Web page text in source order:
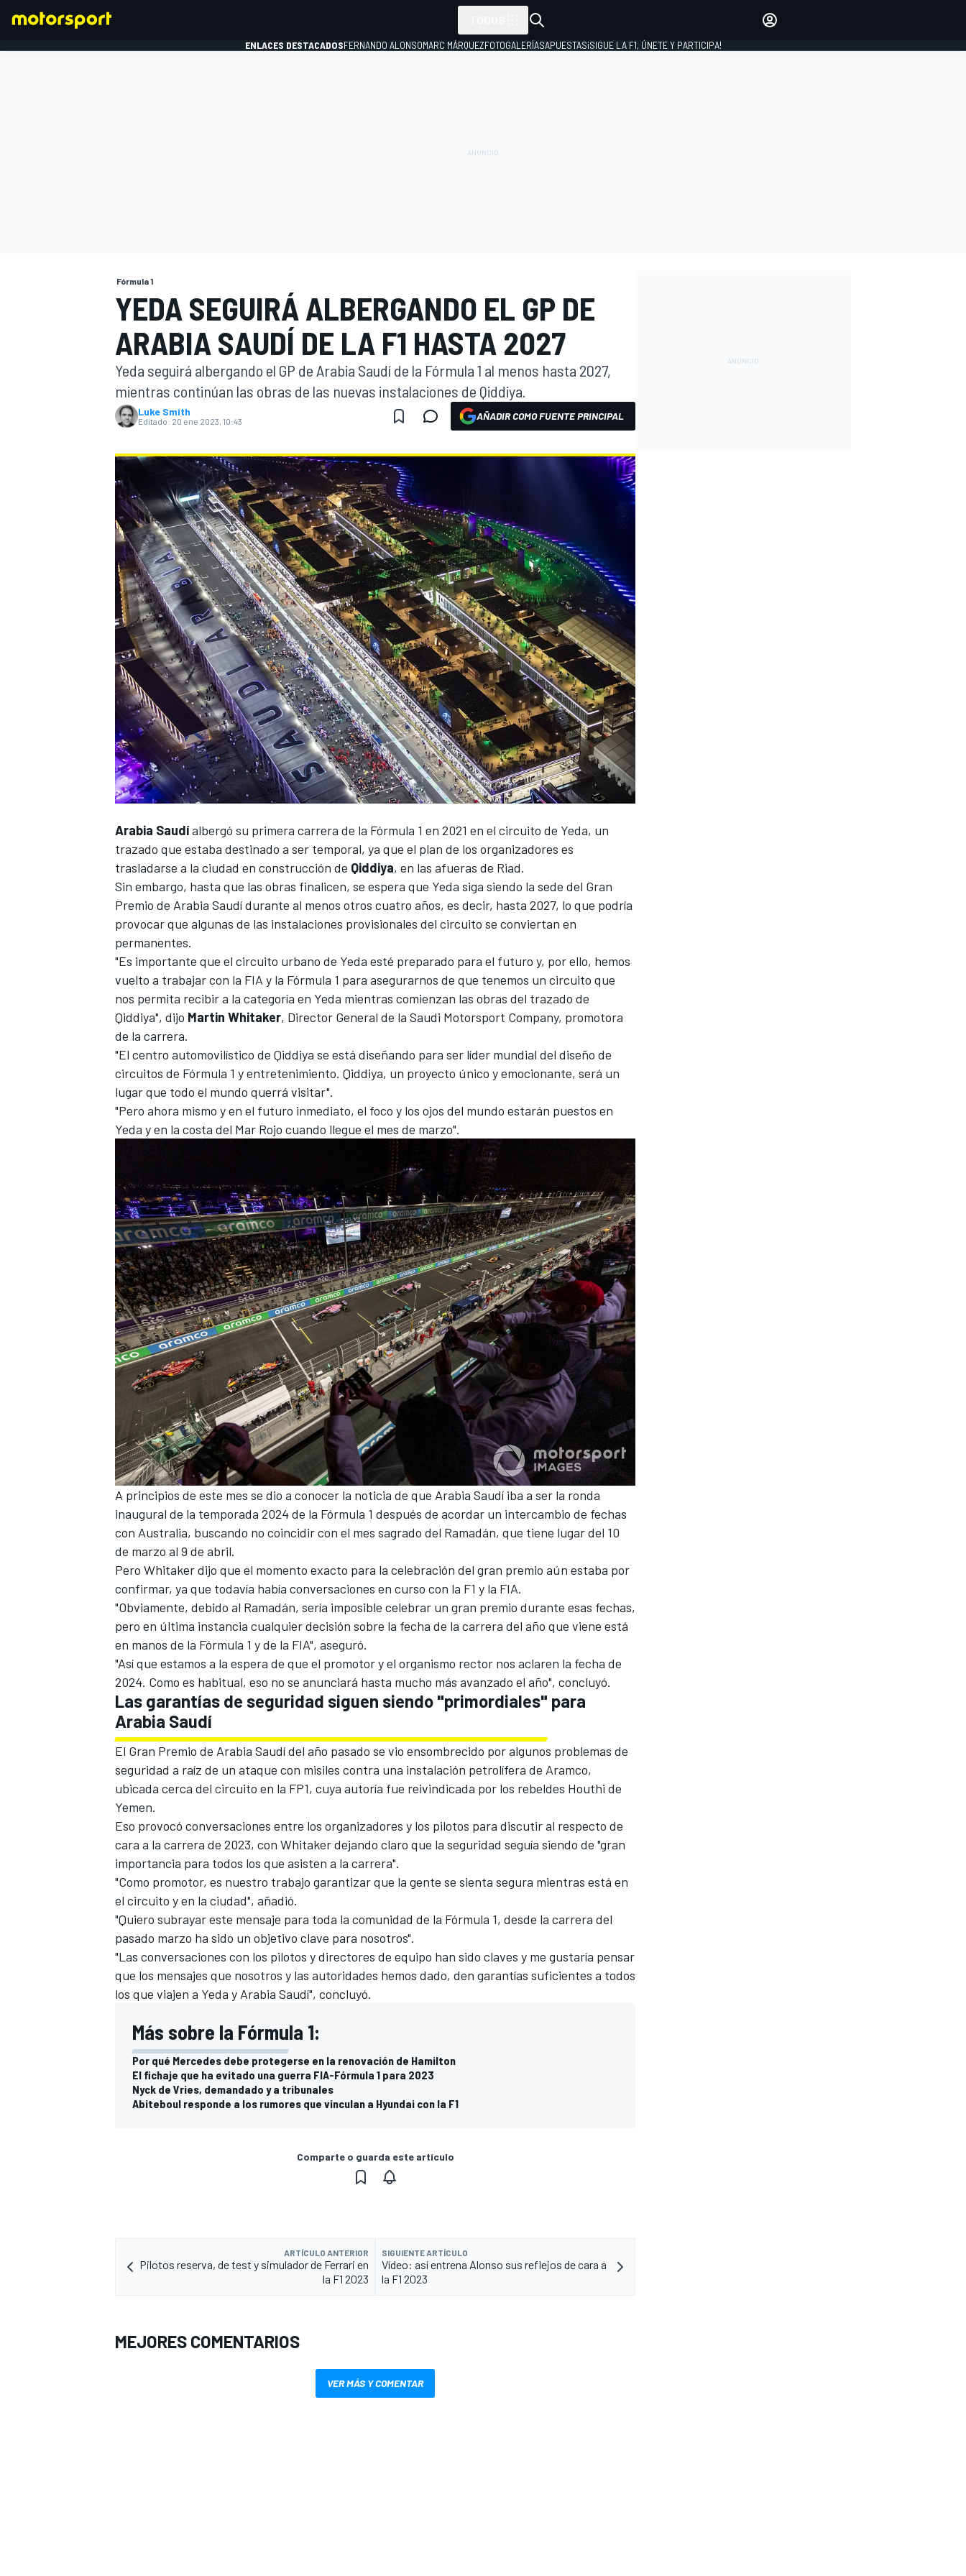
WEC FÓRMULA E
MÁS CATEGORÍAS
ENLACES DESTACADOSFERNANDO ALONSOMARC MÁRQUEZFOTOGALERÍASAPUESTAS¡SIGUE LA F1, ÚNETE Y PARTICIPA!
Fórmula 1
YEDA SEGUIRÁ ALBERGANDO EL GP DE
ARABIA SAUDÍ DE LA F1 HASTA 2027
Yeda seguirá albergando el GP de Arabia Saudí de la Fórmula 1 al menos hasta 2027,
mientras continúan las obras de las nuevas instalaciones de Qiddiya.
Luke Smith
Editado: 20 ene 2023, 10:43 AÑADIR COMO FUENTE PRINCIPAL
Arabia Saudíalbergó su primera carrera de la Fórmula 1 en 2021 en el circuito de Yeda, un
trazado que estaba destinado a ser temporal, ya que el plan de los organizadores es
trasladarse a la ciudad en construcción de Qiddiya, en las afueras de Riad.
Sin embargo, hasta que las obras finalicen, se espera que Yeda siga siendo la sede del Gran
Premio de Arabia Saudí durante al menos otros cuatro años, es decir, hasta 2027, lo que podría
provocar que algunas de las instalaciones provisionales del circuito se conviertan en
permanentes.
"Es importante que el circuito urbano de Yeda esté preparado para el futuro y, por ello, hemos
vuelto a trabajar con la FIA y la Fórmula 1 para asegurarnos de que tenemos un circuito que
nos permita recibir a la categoría en Yeda mientras comienzan las obras del trazado de
Qiddiya", dijo Martin Whitaker, Director General de la Saudi Motorsport Company, promotora
de la carrera.
"El centro automovilístico de Qiddiya se está diseñando para ser líder mundial del diseño de
circuitos de Fórmula 1 y entretenimiento. Qiddiya, un proyecto único y emocionante, será un
lugar que todo el mundo querrá visitar".
"Pero ahora mismo y en el futuro inmediato, el foco y los ojos del mundo estarán puestos en
Yeda y en la costa del Mar Rojo cuando llegue el mes de marzo".
A principios de este mes se dio a conocer la noticia de que Arabia Saudí iba a ser la ronda
inaugural de la temporada 2024 de la Fórmula 1 después de acordar un intercambio de fechas
con Australia, buscando no coincidir con el mes sagrado del Ramadán, que tiene lugar del 10
de marzo al 9 de abril.
Pero Whitaker dijo que el momento exacto para la celebración del gran premio aún estaba por
confirmar, ya que todavía había conversaciones en curso con la F1 y la FIA.
"Obviamente, debido al Ramadán, sería imposible celebrar un gran premio durante esas fechas,
pero en última instancia cualquier decisión sobre la fecha de la carrera del año que viene está
en manos de la Fórmula 1 y de la FIA", aseguró.
"Así que estamos a la espera de que el promotor y el organismo rector nos aclaren la fecha de
2024. Como es habitual, eso no se anunciará hasta mucho más avanzado el año", concluyó.
Las garantías de seguridad siguen siendo "primordiales" para
Arabia Saudí
El Gran Premio de Arabia Saudí del año pasado se vio ensombrecido por algunos problemas de
seguridad a raíz de un ataque con misiles contra una instalación petrolífera de Aramco,
ubicada cerca del circuito en la FP1, cuya autoría fue reivindicada por los rebeldes Houthi de
Yemen.
Eso provocó conversaciones entre los organizadores y los pilotos para discutir al respecto de
cara a la carrera de 2023, con Whitaker dejando claro que la seguridad seguía siendo de "gran
importancia para todos los que asisten a la carrera".
"Como promotor, es nuestro trabajo garantizar que la gente se sienta segura mientras está en
el circuito y en la ciudad", añadió.
"Quiero subrayar este mensaje para toda la comunidad de la Fórmula 1, desde la carrera del
pasado marzo ha sido un objetivo clave para nosotros".
"Las conversaciones con los pilotos y directores de equipo han sido claves y me gustaría pensar
que los mensajes que nosotros y las autoridades hemos dado, den garantías suficientes a todos
los que viajen a Yeda y Arabia Saudí", concluyó.
Más sobre la Fórmula 1:
Por qué Mercedes debe protegerse en la renovación de Hamilton
El fichaje que ha evitado una guerra FIA-Fórmula 1 para 2023
Nyck de Vries, demandado y a tribunales
Abiteboul responde a los rumores que vinculan a Hyundai con la F1
Comparte o guarda este artículo
ARTÍCULO ANTERIOR
Pilotos reserva, de test y simulador de Ferrari en
la F1 2023
SIGUIENTE ARTÍCULO
Vídeo: así entrena Alonso sus reflejos de cara a
la F1 2023
MEJORES COMENTARIOS
VER MÁS Y COMENTAR